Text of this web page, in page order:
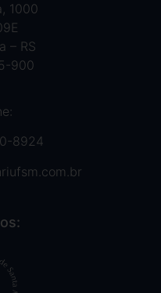
1000
– RS
900
8924